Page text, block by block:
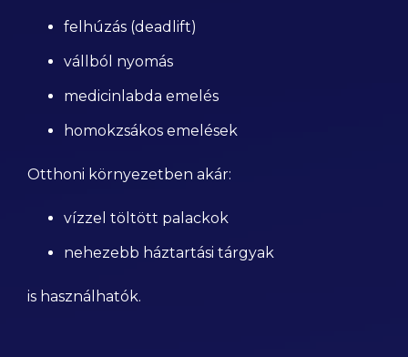
felhúzás (deadlift)
vállból nyomás
medicinlabda emelés
homokzsákos emelések
Otthoni környezetben akár:
vízzel töltött palackok
nehezebb háztartási tárgyak
is használhatók.